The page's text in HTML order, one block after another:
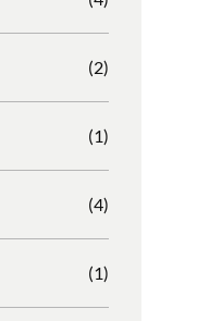
(2)
(1)
(4)
(1)